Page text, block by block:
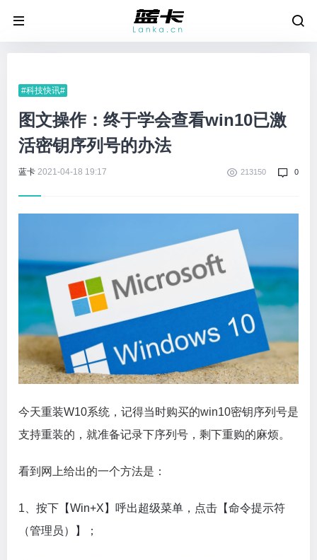
#科技快讯#
图文操作：终于学会查看win10已激
活密钥序列号的办法
蓝卡 2021-04-18 19:17 213150 0
今天重装W10系统，记得当时购买的win10密钥序列号是
支持重装的，就准备记录下序列号，剩下重购的麻烦。
看到网上给出的一个方法是：
1、 按下【Win+X】呼出超级菜单，点击【命令提示符
（管理员）】；